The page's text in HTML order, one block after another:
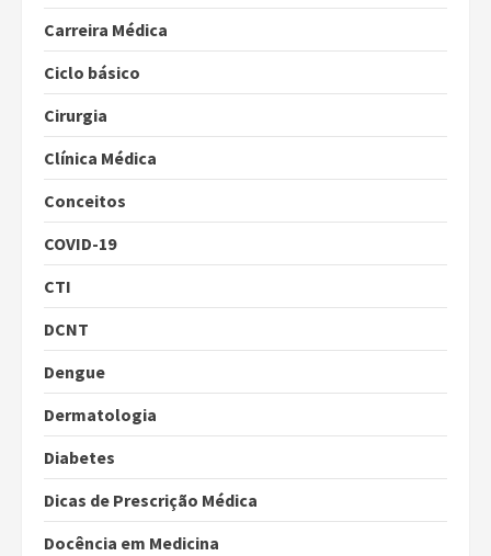
Carreira Médica
Ciclo básico
Cirurgia
Clínica Médica
Conceitos
COVID-19
CTI
DCNT
Dengue
Dermatologia
Diabetes
Dicas de Prescrição Médica
Docência em Medicina